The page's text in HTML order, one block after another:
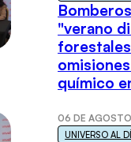
"verano
químico
06 DE
UNIVERSO AL